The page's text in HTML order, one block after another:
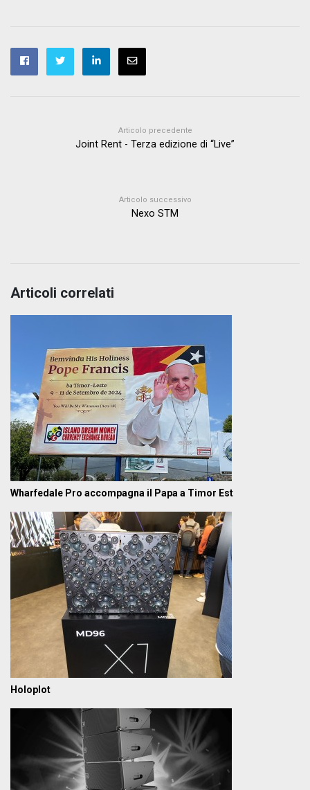
Articolo precedente
Joint Rent - Terza edizione di “Live”
Articolo successivo
Nexo STM
Articoli correlati
Wharfedale Pro accompagna il Papa a Timor Est
Holoplot